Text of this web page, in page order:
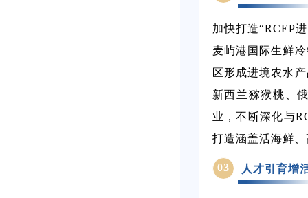
加快打造“RCEP
麦屿港国际生鲜
区形成进境农水
新西兰猕猴桃、
业，不断深化与
打造涵盖活海鲜
03 人才引育增